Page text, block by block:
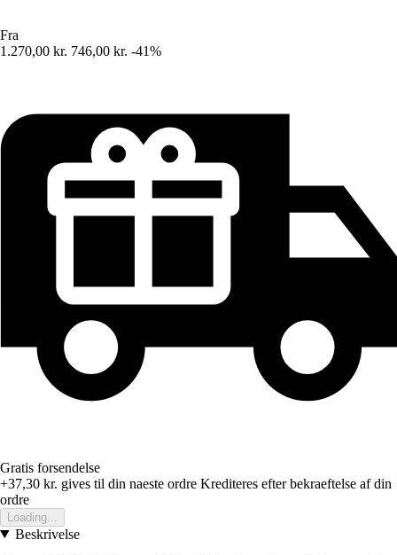
Fra
1.270,00 kr. 746,00 kr. -41%
Gratis forsendelse
+37,30 kr. gives til din naeste ordre Krediteres efter bekraeftelse af din
ordre
Loading...
Beskrivelse